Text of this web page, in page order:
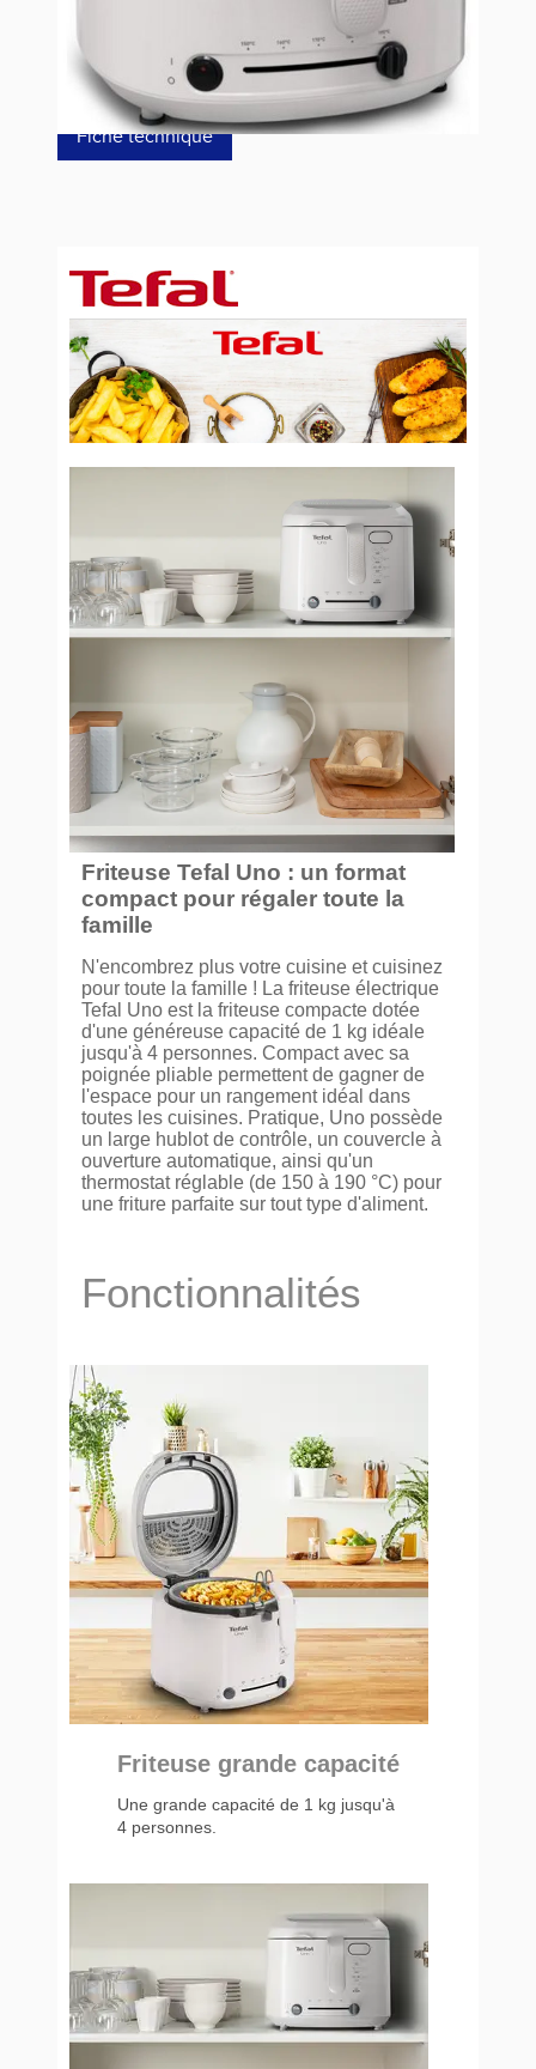
Fiche technique
Friteuse Tefal Uno : un format
compact pour régaler toute la
famille
N'encombrez plus votre cuisine et cuisinez
pour toute la famille ! La friteuse électrique
Tefal Uno est la friteuse compacte dotée
d'une généreuse capacité de 1 kg idéale
jusqu'à 4 personnes. Compact avec sa
poignée pliable permettent de gagner de
l'espace pour un rangement idéal dans
toutes les cuisines. Pratique, Uno possède
un large hublot de contrôle, un couvercle à
ouverture automatique, ainsi qu'un
thermostat réglable (de 150 à 190 °C) pour
une friture parfaite sur tout type d'aliment.
Fonctionnalités
Friteuse grande capacité
Une grande capacité de 1 kg jusqu'à
4 personnes.